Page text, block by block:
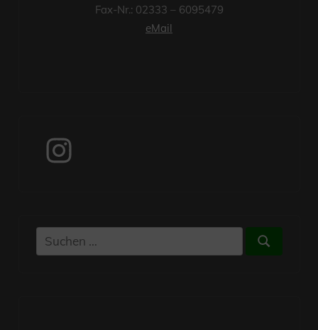
Fax-Nr.: 02333 – 6095479
eMail
Instagram
Suchen
nach:
Suchen